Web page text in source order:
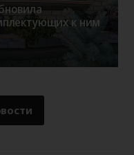
к ним